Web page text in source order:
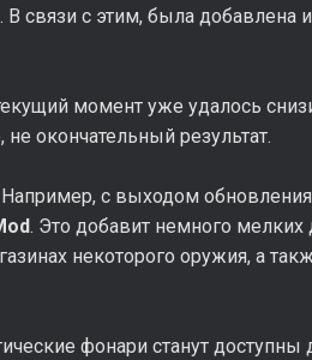
связи с этим, была добавлена
момент уже удалось
окончательный результат.
с выходом обновления
. Это добавит немного мелких
некоторого оружия, а
фонари станут доступны